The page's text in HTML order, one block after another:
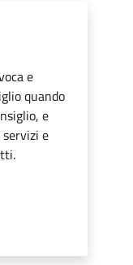
e
quando
e
e